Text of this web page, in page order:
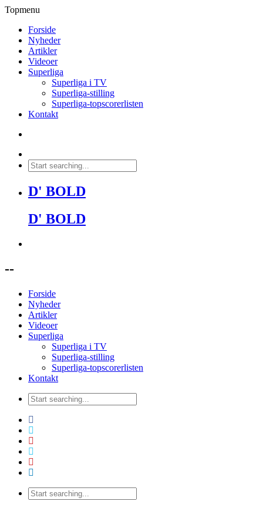
Topmenu
Forside
Nyheder
Artikler
Videoer
Superliga
Superliga i TV
Superliga-stilling
Superliga-topscorerlisten
Kontakt
D' BOLD
D' BOLD
--
Forside
Nyheder
Artikler
Videoer
Superliga
Superliga i TV
Superliga-stilling
Superliga-topscorerlisten
Kontakt